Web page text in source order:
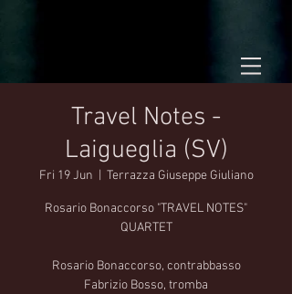
Travel Notes -
Laigueglia (SV)
Fri 19 Jun Terrazza Giuseppe Giuliano
Rosario Bonaccorso "TRAVEL NOTES"
QUARTET
Rosario Bonaccorso, contrabbasso
Fabrizio Bosso, tromba